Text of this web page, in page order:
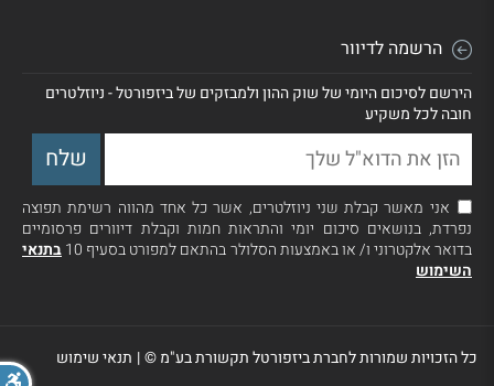
הרשמה לדיוור
הירשם לסיכום היומי של שוק ההון ולמבזקים של ביזפורטל - ניוזלטרים
חובה לכל משקיע
אני מאשר קבלת שני ניוזלטרים, אשר כל אחד מהווה רשימת תפוצה
נפרדת, בנושאים סיכום יומי והתראות חמות וקבלת דיוורים פרסומיים
בדואר אלקטרוני ו/ או באמצעות הסלולר בהתאם למפורט בסעיף 10
בתנאי
השימוש
כל הזכויות שמורות לחברת ביזפורטל תקשורת בע"מ ©| תנאי שימוש